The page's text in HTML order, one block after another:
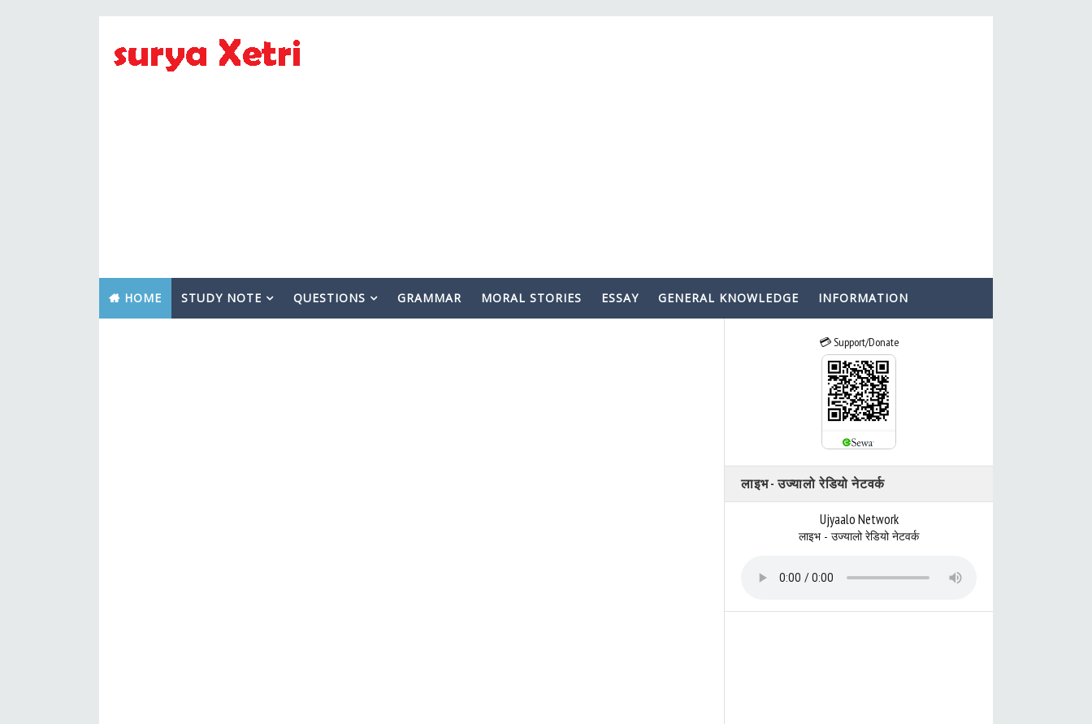
HOME STUDY NOTE QUESTIONS GRAMMAR MORAL STORIES ESSAY GENERAL KNOWLEDGE INFORMATION
💳 Support/Donate
लाइभ - उज्यालो रेडियो नेटवर्क
Ujyaalo Network
लाइभ - उज्यालो रेडियो नेटवर्क